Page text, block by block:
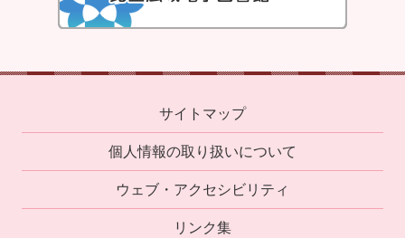
サイトマップ
個人情報の取り扱いについて
ウェブ・アクセシビリティ
リンク集